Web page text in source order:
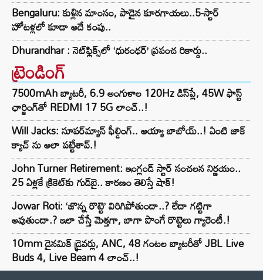
Bengaluru: కుళ్లిన మాంసం, పాడైన కూరగాయలు..5-స్టార్
హోటళ్లలో కూడా అదే కంపు..
Dhurandhar : నెట్‌ఫ్లిక్స్‌లో ‘ధురంధర్’ ప్రపంచ రికార్డు..
ట్రెండింగ్‌
7500mAh బ్యాటరీ, 6.9 అంగుళాల 120Hz డిస్‌ప్లే, 45W ఫాస్ట్
ఛార్జింగ్‌తో REDMI 17 5G లాంచ్..!
Will Jacks: సూపర్‌మ్యాన్ ఫీల్డింగ్.. అయ్యా బాబోయ్..! ఏంటి జాక్
క్యాచ్ ను అలా పట్టేశావ్.!
John Turner Retirement: ఇంగ్లండ్ స్టార్ సంచలన నిర్ణయం..
25 ఏళ్లకే క్రికెట్‌కు గుడ్‌బై.. కారణం తెలిస్తే షాక్!
Jowar Roti: ‘జొన్న రొట్టె’ విరిగిపోతుందా..? లేదా గట్టిగా
అవుతుందా.? ఇలా చేస్తే మెత్తగా, బాగా పొంగే రొట్టెలు గ్యారెంటీ.!
10mm డైనమిక్ డ్రైవర్లు, ANC, 48 గంటల బ్యాటరీతో JBL Live
Buds 4, Live Beam 4 లాంచ్..!